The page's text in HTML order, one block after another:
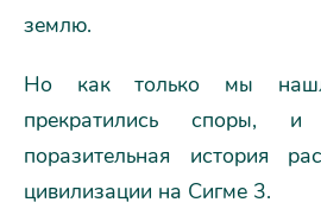
землю.
Но как только мы
прекратились споры,
поразительная история
цивилизации на Сигме 3.